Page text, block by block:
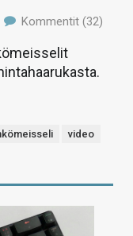
Kommentit (32)
video